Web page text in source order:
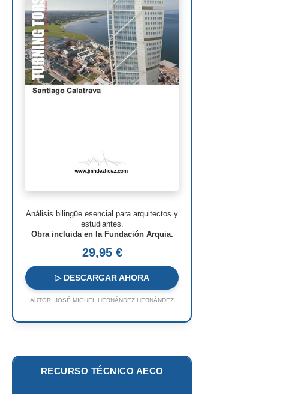
David Chipperfield
Kazuyo Sejima
Norman Foster
Steven Holl
Richard Meier
Aldo Rossi
Jacques Herzog
Rem Koolhaas
Oscar Niemeyer
Análisis bilingüe esencial para arquitectos y
estudiantes.
Obra incluida en la Fundación Arquia.
29,95 €
▷ DESCARGAR AHORA
AUTOR: JOSÉ MIGUEL HERNÁNDEZ HERNÁNDEZ
RECURSO TÉCNICO AECO